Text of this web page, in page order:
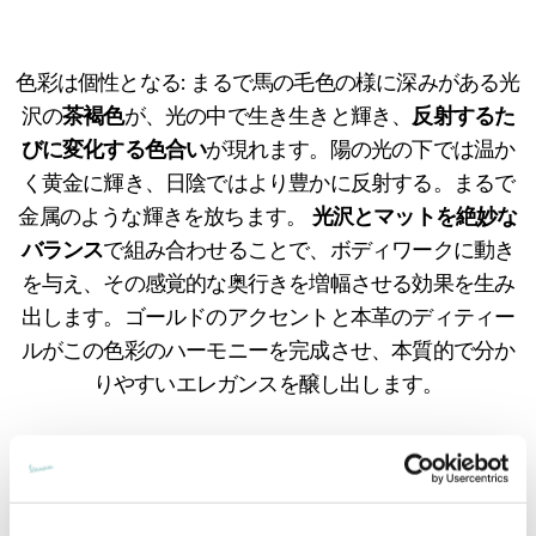
色彩は個性となる: まるで馬の毛色の様に深みがある光
沢の茶褐色が、光の中で生き生きと輝き、 反射するた
びに変化する色合いが現れます。陽の光の下では温か
く黄金に輝き、日陰ではより豊かに反射する。まるで
金属のような輝きを放ちます。 光沢とマットを絶妙な
バランスで組み合わせることで、ボディワークに動き
を与え、その感覚的な奥行きを増幅させる効果を生み
出します。ゴールドのアクセントと本革のディティー
ルがこの色彩のハーモニーを完成させ、本質的で分か
りやすいエレガンスを醸し出します。